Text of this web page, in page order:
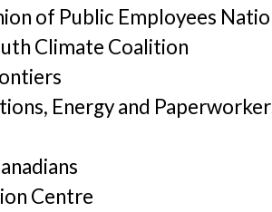
of Public Employees
Climate Coalition
Energy and
Centre